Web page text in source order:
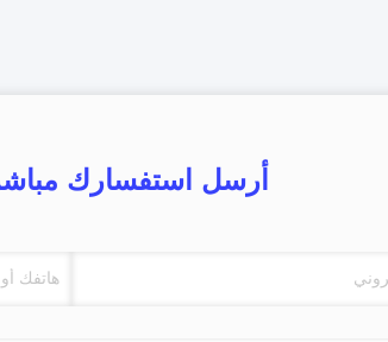
أرسل استفسارك